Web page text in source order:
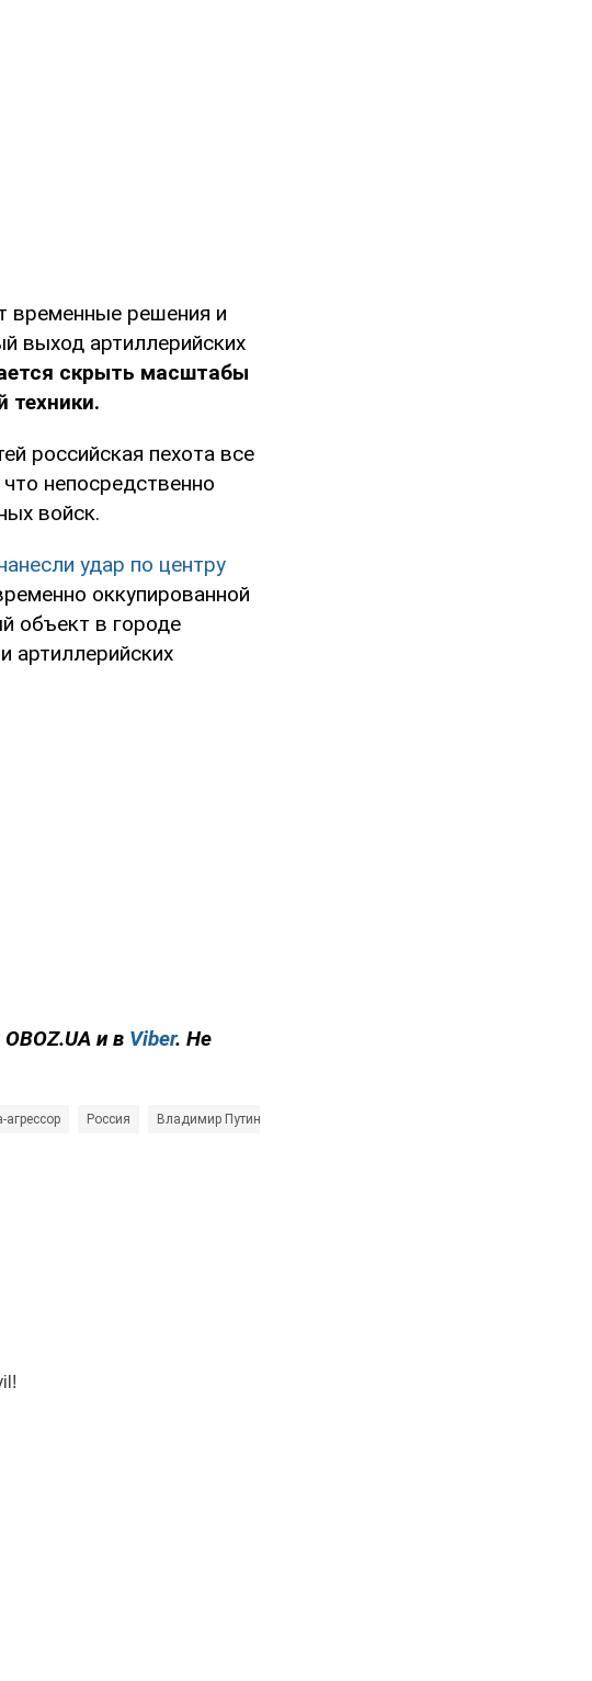
временные решения и
выход артиллерийских
скрыть масштабы
техники.
российская пехота все
непосредственно
войск.
удар по центру
оккупированной
объект в городе
артиллерийских
OBOZ.UA и в Viber. Не
агрессор Россия Владимир Путин